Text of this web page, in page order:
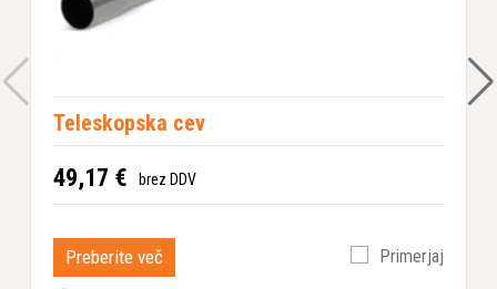
Teleskopska cev
49,17 € brez DDV
Preberite več Primerjaj